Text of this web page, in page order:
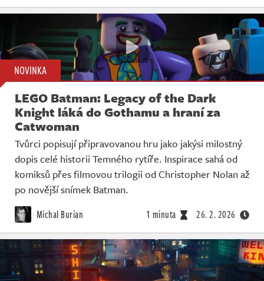
NOVINKA
LEGO Batman: Legacy of the Dark
Knight láká do Gothamu a hraní za
Catwoman
Tvůrci popisují připravovanou hru jako jakýsi milostný
dopis celé historii Temného rytíře. Inspirace sahá od
komiksů přes filmovou trilogii od Christopher Nolan až
po novější snímek Batman.
Michal Burian 1 minuta 26. 2. 2026